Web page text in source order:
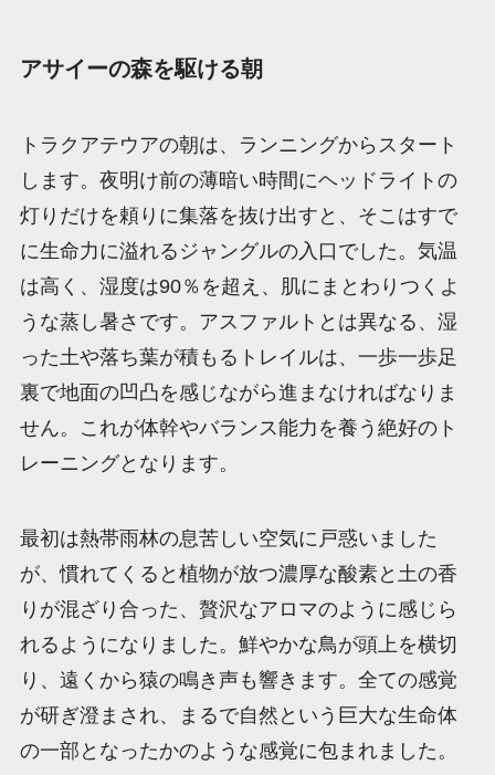
アサイーの森を駆ける朝
トラクアテウアの朝は、ランニングからスタート
します。夜明け前の薄暗い時間にヘッドライトの
灯りだけを頼りに集落を抜け出すと、そこはすで
に生命力に溢れるジャングルの入口でした。気温
は高く、湿度は90％を超え、肌にまとわりつくよ
うな蒸し暑さです。アスファルトとは異なる、湿
った土や落ち葉が積もるトレイルは、一歩一歩足
裏で地面の凹凸を感じながら進まなければなりま
せん。これが体幹やバランス能力を養う絶好のト
レーニングとなります。
最初は熱帯雨林の息苦しい空気に戸惑いました
が、慣れてくると植物が放つ濃厚な酸素と土の香
りが混ざり合った、贅沢なアロマのように感じら
れるようになりました。鮮やかな鳥が頭上を横切
り、遠くから猿の鳴き声も響きます。全ての感覚
が研ぎ澄まされ、まるで自然という巨大な生命体
の一部となったかのような感覚に包まれました。